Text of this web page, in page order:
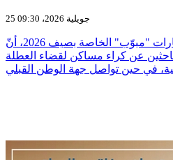
25 جويلية 2026، 09:30
أظهرت بيانات منصّة العقارات "مبوّب" الخاصة بصيف 2026، أنّ
عن كراء مساكن لقضاء العطلة